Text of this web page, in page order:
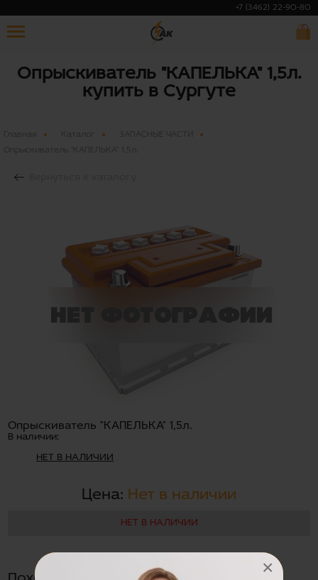
×
+7 (3462) 22-90-80
Опрыскиватель "КАПЕЛЬКА" 1,5л.
купить в Сургуте
Главная
ЗАПАСНЫЕ ЧАСТИ
Опрыскиватель "КАПЕЛЬКА" 1,5л.
Опрыскиватель "КАПЕЛЬКА" 1,5л.
В наличии:
НЕТ В НАЛИЧИИ
Цена: Нет в наличии
НЕТ В НАЛИЧИИ